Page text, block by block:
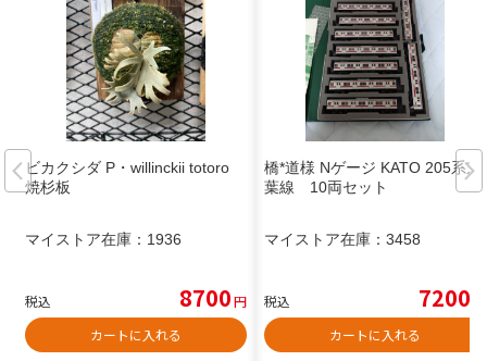
ビカクシダ P・willinckii totoro
焼杉板
マイストア在庫： 1936
税込 8700円
カートに入れる
橋*道様 Nゲージ KATO 205系京
葉線 10両セット
マイストア在庫： 3458
税込 7200
カートに入れる